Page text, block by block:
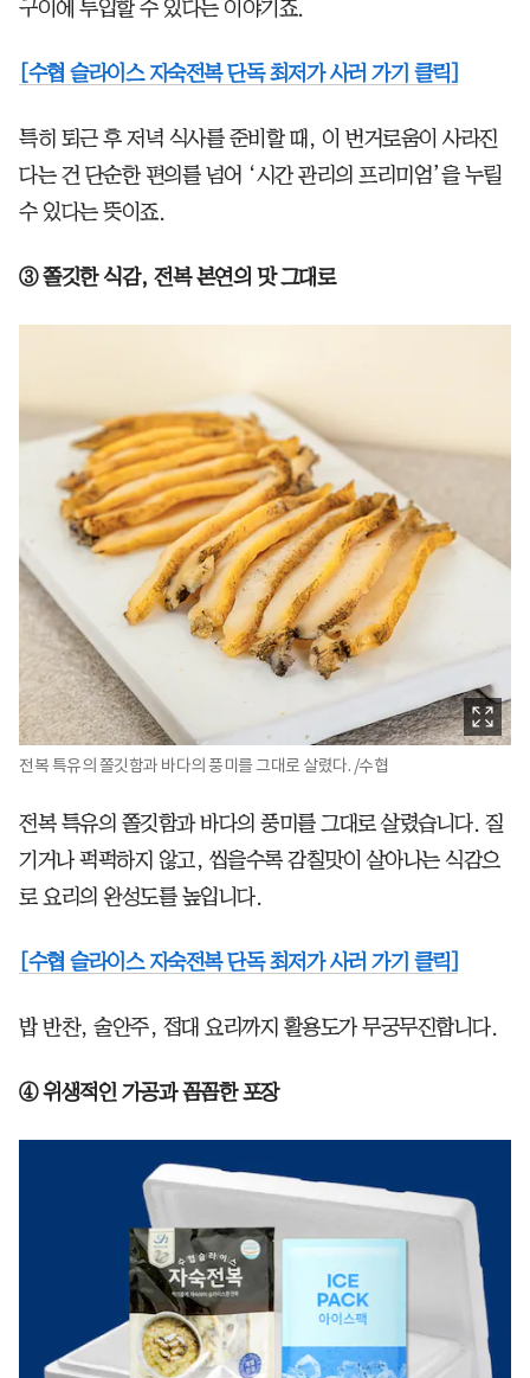
구이에 투입할 수 있다는 이야기죠.
[수협 슬라이스 자숙전복 단독 최저가 사러 가기 클릭]
특히 퇴근 후 저녁 식사를 준비할 때, 이 번거로움이 사라진
다는 건 단순한 편의를 넘어 ‘시간 관리의 프리미엄’을 누릴
수 있다는 뜻이죠.
③ 쫄깃한 식감, 전복 본연의 맛 그대로
전복 특유의 쫄깃함과 바다의 풍미를 그대로 살렸다. /수협
전복 특유의 쫄깃함과 바다의 풍미를 그대로 살렸습니다. 질
기거나 퍽퍽하지 않고, 씹을수록 감칠맛이 살아나는 식감으
로 요리의 완성도를 높입니다.
[수협 슬라이스 자숙전복 단독 최저가 사러 가기 클릭]
밥 반찬, 술안주, 접대 요리까지 활용도가 무궁무진합니다.
④ 위생적인 가공과 꼼꼼한 포장